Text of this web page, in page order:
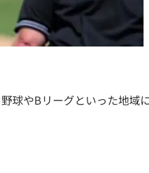
球やBリーグといった地